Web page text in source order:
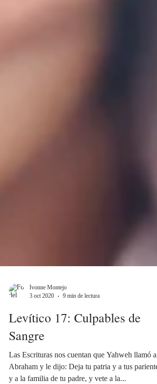
Ivonne Montejo
9 min de lectura
Levítico 17: Culpables de
Sangre